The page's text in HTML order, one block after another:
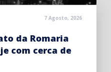
7 Agosto, 2026
da Romaria
com cerca de